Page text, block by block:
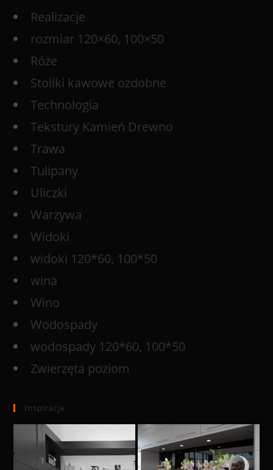
Realizacje
rozmiar 120×60, 100×50
Róże
Stoliki kawowe ozdobne
Technologia
Tekstury Kamień Drewno
Trawa
Tulipany
Uliczki
Warzywa
Widoki
widoki 120*60, 100*50
wina
Wino
Wodospady
wodospady 120*60, 100*50
Zwierzęta poziom
Inspiracje